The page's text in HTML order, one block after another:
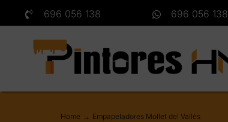
Saltar
al
contenido
696 056 138 696 056 138
Home Empapeladores Mollet del Vallès